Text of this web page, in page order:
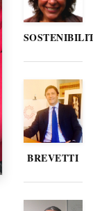
BREVETTI